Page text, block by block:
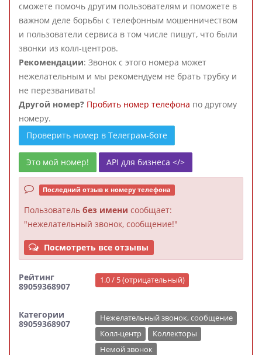
сможете помочь другим пользователям и поможете в
важном деле борьбы с телефонным мошенничеством
и пользователи сервиса в том числе пишут, что были
звонки из колл-центров.
Рекомендации: Звонок с этого номера может
нежелательным и мы рекомендуем не брать трубку и
не перезванивать!
Другой номер? Пробить номер телефона по другому
номеру.
Проверить номер в Телеграм-боте
Это мой номер! API для бизнеса </>
Последний отзыв к номеру телефона
Пользователь без имени сообщает:
"нежелательный звонок, сообщение!"
Посмотреть все отзывы
Рейтинг
89059368907
1.0 / 5 (отрицательный)
Категории
89059368907
Нежелательный звонок, сообщение
Колл-центр
Коллекторы
Немой звонок